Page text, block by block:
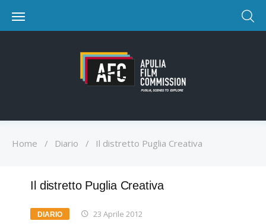
Home / Diario / Il distretto Puglia Creativa
Il distretto Puglia Creativa
DIARIO 23 Aprile 2012